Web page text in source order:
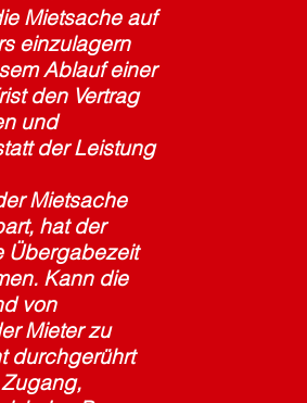
Mietsache auf
einzulagern
Ablauf einer
den Vertrag
und
der Leistung
Mietsache
hat der
Übergabezeit
Kann die
von
Mieter zu
durchgerührt